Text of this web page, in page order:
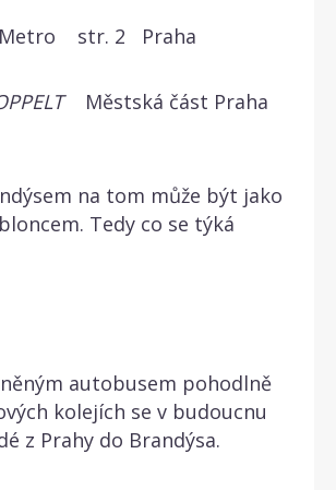
str. 2 Praha
Městská část Praha
na tom může být jako
Tedy co se týká
autobusem pohodlně
kolejích se v budoucnu
z Prahy do Brandýsa.